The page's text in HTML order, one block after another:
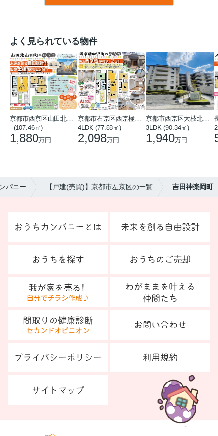
よく見られている物件
- (107.46㎡)
1,880万円
4LDK (77.88㎡)
2,098万円
3LDK (90.34㎡)
1,940万円
パニー 【戸建(売買)】京都市左京区の一覧 吉田神楽岡町